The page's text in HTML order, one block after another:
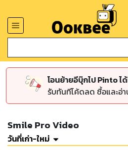
โอนย้ายอีบุ๊กไป Pinto ไ
รับทันทีโค้ดลด ซื้อและอ่
Smile Pro Video
วันที่เก่า-ใหม่